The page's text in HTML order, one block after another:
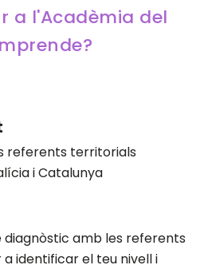
a l'Acadèmia del
referents territorials
i Catalunya
diagnòstic amb les referents
identificar el teu nivell i